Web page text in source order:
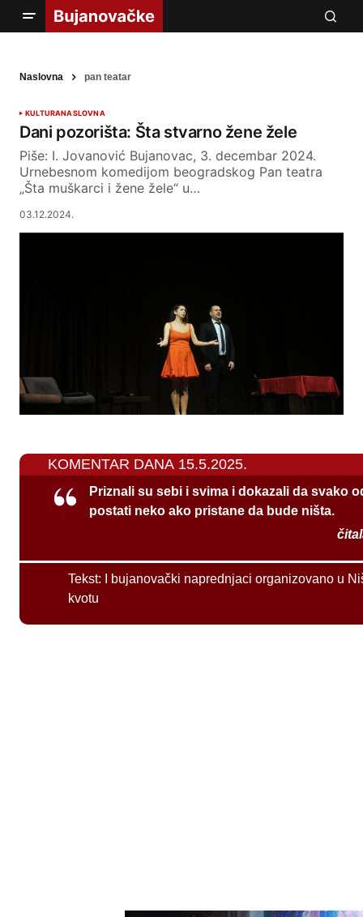
Naslovna pan teatar
KULTURANASLOVNA
Dani pozorišta: Šta stvarno žene žele
Piše: I. Jovanović Bujanovac, 3. decembar 2024.
Urnebesnom komedijom beogradskog Pan teatra
„Šta muškarci i žene žele“ u…
03.12.2024.
KOMENTAR DANA 15.5.2025.
Priznali su sebi i svima i dokazali da svako
postati neko ako pristane da bude ništa.
Tekst:
I bujanovački naprednjaci organizovano u
kvotu